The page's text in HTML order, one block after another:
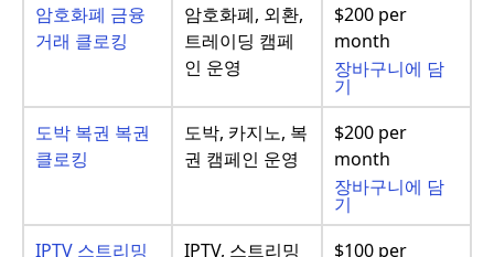
암호화폐 금융
거래 클로킹
암호화폐, 외환,
트레이딩 캠페
인 운영
$200 per
month
장바구니에 담
기
도박 복권 복권
클로킹
도박, 카지노, 복
권 캠페인 운영
$200 per
month
장바구니에 담
기
IPTV 스트리밍
IPTV, 스트리밍 $100 per